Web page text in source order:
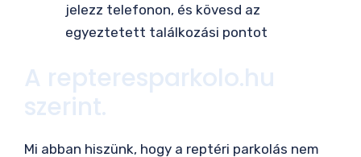
jelezz telefonon, és kövesd az
egyeztetett találkozási pontot
A repteresparkolo.hu
szerint.
Mi abban hiszünk, hogy a reptéri parkolás nem